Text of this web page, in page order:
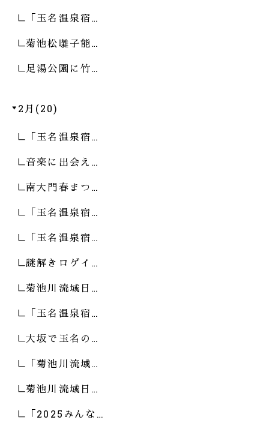
「玉名温泉宿…
菊池松囃子能…
足湯公園に竹…
2月(20)
「玉名温泉宿…
音楽に出会え…
南大門春まつ…
「玉名温泉宿…
「玉名温泉宿…
謎解きロゲイ…
菊池川流域日…
「玉名温泉宿…
大坂で玉名の…
「菊池川流域…
菊池川流域日…
「2025みんな…